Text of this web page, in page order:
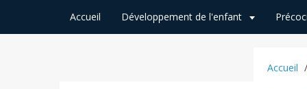
Accueil Développement de l'enfant
Accueil